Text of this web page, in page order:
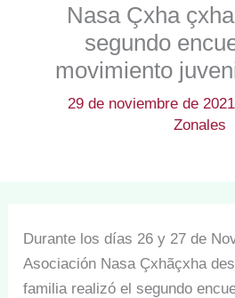
Nasa Çxha
segundo
movimiento
29 de noviembre de 2021
Zonales
Durante los días 26 y 27 de
Asociación Nasa Çxhãçxha
familia realizó el segundo